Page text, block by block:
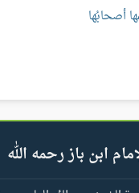
أصحابُها
ابن باز رحمه الله